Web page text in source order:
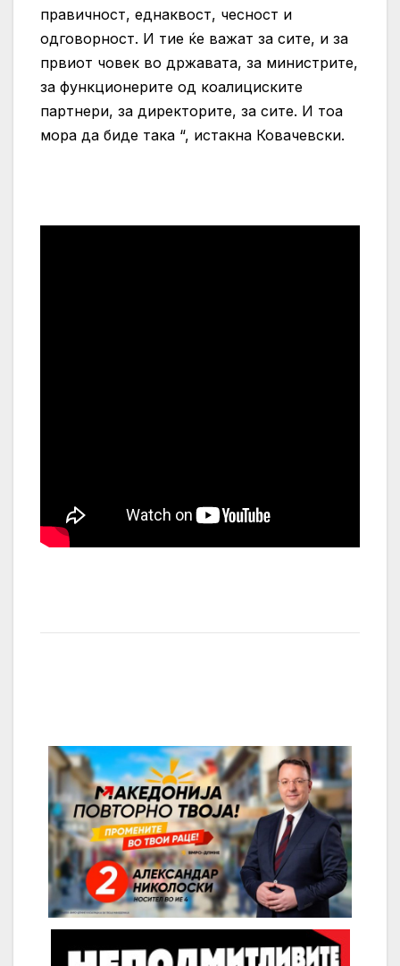
правичност, еднаквост, чесност и
одговорност. И тие ќе важат за сите, и за
првиот човек во државата, за министрите,
за функционерите од коалициските
партнери, за директорите, за сите. И тоа
мора да биде така “, истакна Ковачевски.